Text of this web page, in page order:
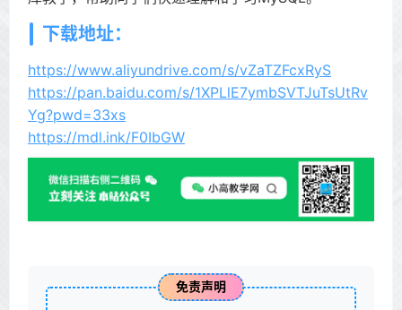
下载地址：
https://www.aliyundrive.com/s/vZaTZFcxRyS
https://pan.baidu.com/s/1XPLlE7ymbSVTJuTsUtRv
Yg?pwd=33xs
https://mdl.ink/F0IbGW
免责声明